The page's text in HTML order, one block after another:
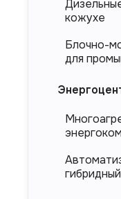
до 100 кВт:16
кВт,80 кВт
кВт,220 кВт,
кВт,360 кВт,
от 520 до
более 1000
кВт
10000 кВт
Быстрый
Doosan,
Yuchai,
кожухе
Блочно-
для
гибридный